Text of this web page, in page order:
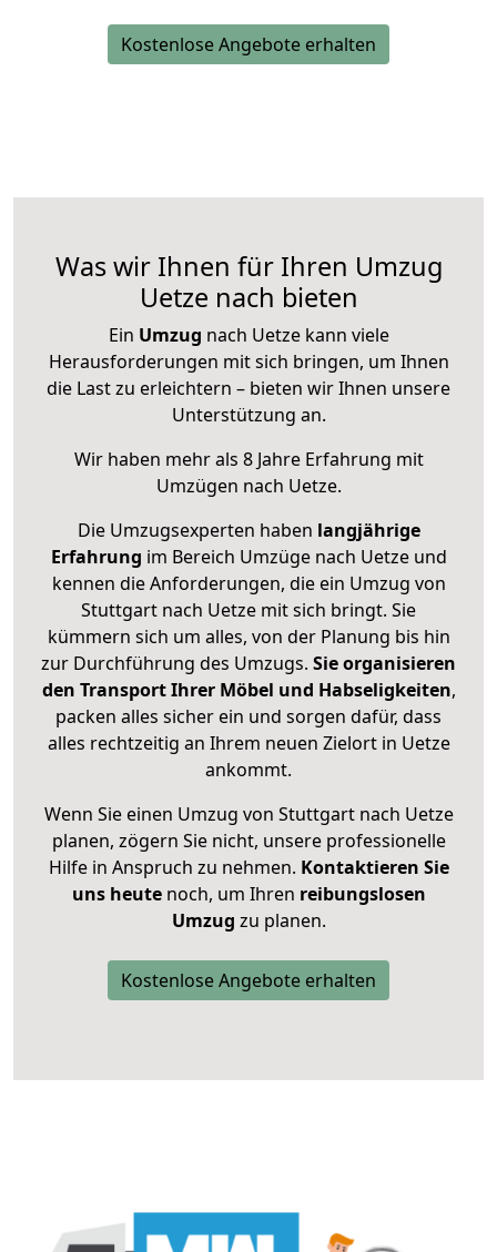
Kostenlose Angebote erhalten
Was wir Ihnen für Ihren Umzug
Uetze nach bieten
Ein Umzug nach Uetze kann viele
Herausforderungen mit sich bringen, um Ihnen
die Last zu erleichtern – bieten wir Ihnen unsere
Unterstützung an.
Wir haben mehr als 8 Jahre Erfahrung mit
Umzügen nach Uetze.
Die Umzugsexperten haben langjährige
Erfahrung im Bereich Umzüge nach Uetze und
kennen die Anforderungen, die ein Umzug von
Stuttgart nach Uetze mit sich bringt. Sie
kümmern sich um alles, von der Planung bis hin
zur Durchführung des Umzugs. Sie organisieren
den Transport Ihrer Möbel und Habseligkeiten,
packen alles sicher ein und sorgen dafür, dass
alles rechtzeitig an Ihrem neuen Zielort in Uetze
ankommt.
Wenn Sie einen Umzug von Stuttgart nach Uetze
planen, zögern Sie nicht, unsere professionelle
Hilfe in Anspruch zu nehmen. Kontaktieren Sie
uns heutenoch, um Ihren reibungslosen
Umzug zu planen.
Kostenlose Angebote erhalten